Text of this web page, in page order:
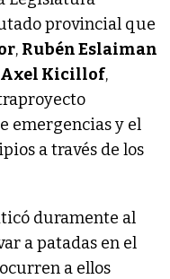
provincial que
, Rubén Eslaiman
Axel Kicillof,
emergencias y el
a través de los
duramente al
a patadas en el
a ellos